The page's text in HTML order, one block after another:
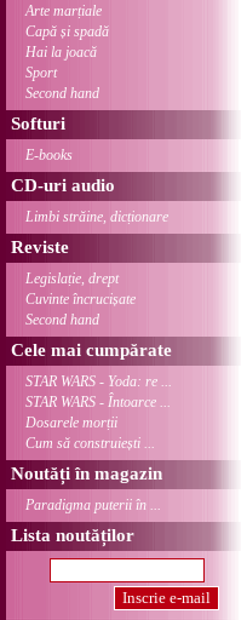
Arte marțiale
Capă și spadă
Hai la joacă
Sport
Second hand
Softuri
E-books
CD-uri audio
Limbi străine, dicționare
Reviste
Legislație, drept
Cuvinte încrucișate
Second hand
Cele mai cumpărate
STAR WARS - Yoda: re ...
STAR WARS - Întoarce ...
Dosarele morții
Cum să construiești ...
Noutăți în magazin
Paradigma puterii în ...
Lista noutăților